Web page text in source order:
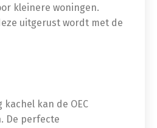
kleinere woningen.
uitgerust wordt met de
kachel kan de OEC
De perfecte